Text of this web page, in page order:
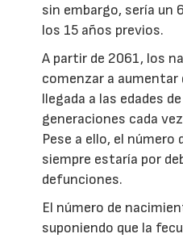
sin embargo, sería un
los 15 años previos.
A partir de 2061, los
comenzar a aumentar
llegada a las edades
generaciones cada
Pese a ello, el
siempre estaría por
defunciones.
El número de
suponiendo que la